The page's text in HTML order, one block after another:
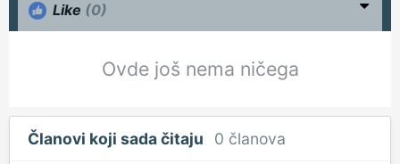
Like (0)
Ovde još nema ničega
Članovi koji sada čitaju 0 članova